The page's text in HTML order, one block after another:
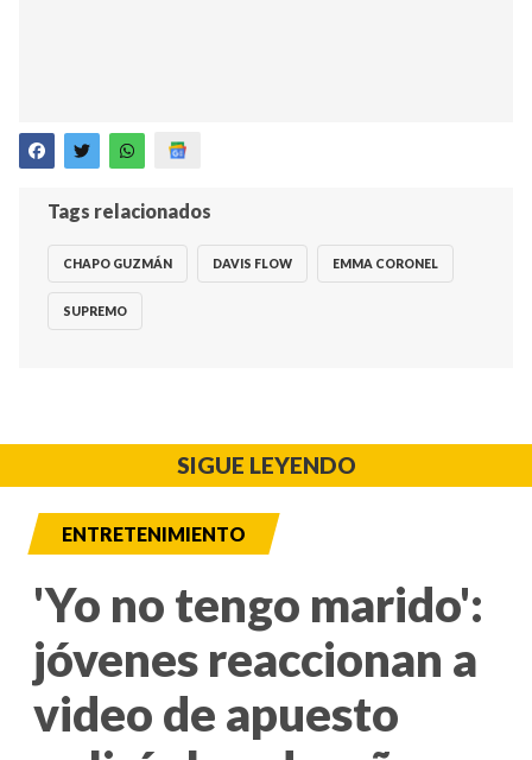
Tags relacionados
CHAPO GUZMÁN DAVIS FLOW EMMA CORONEL
SUPREMO
SIGUE LEYENDO
ENTRETENIMIENTO
'Yo no tengo marido':
jóvenes reaccionan a
video de apuesto